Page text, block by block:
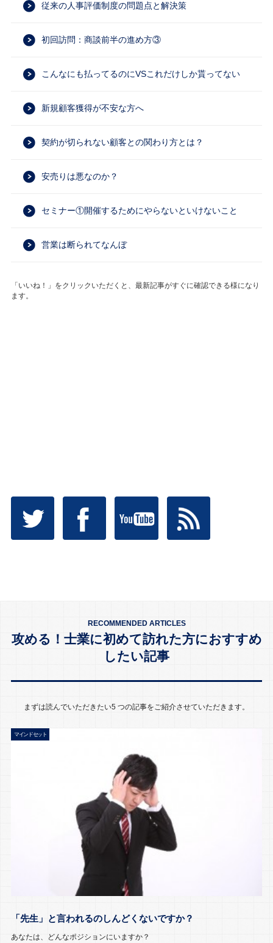
従来の人事評価制度の問題点と解決策
初回訪問：商談前半の進め方③
こんなにも払ってるのにVSこれだけしか貰ってない
新規顧客獲得が不安な方へ
契約が切られない顧客との関わり方とは？
安売りは悪なのか？
セミナー①開催するためにやらないといけないこと
営業は断られてなんぼ
「いいね！」をクリックいただくと、最新記事がすぐに確認できる様になり
ます。
RECOMMENDED ARTICLES
攻める！士業に初めて訪れた方におすすめ
したい記事
まずは読んでいただきたい5 つの記事をご紹介させていただきます。
マインドセット
「先生」と言われるのしんどくないですか？
あなたは、どんなポジションにいますか？